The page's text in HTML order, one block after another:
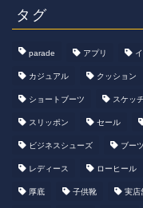
タグ
parade アプリ
カジュアル クッション
ショートブーツ スケッ
スリッポン セール
ビジネスシューズ ブーツ
レディース ローヒール
厚底 子供靴 実店